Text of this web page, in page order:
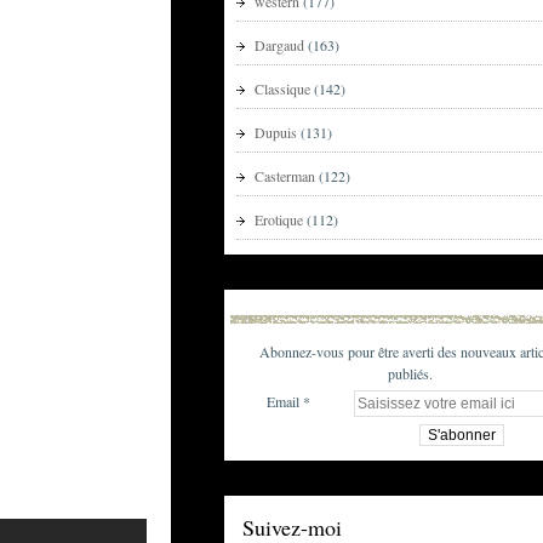
Dargaud (163)
Classique(142)
Dupuis (131)
Casterman (122)
Erotique(112)
Abonnez-vous pour être averti des nouveaux
publiés.
Email
Suivez-moi